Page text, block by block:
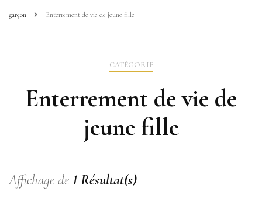
garçon Enterrement de vie de jeune fille
CATÉGORIE
Enterrement de vie de
jeune fille
Affichage de 1 Résultat(s)